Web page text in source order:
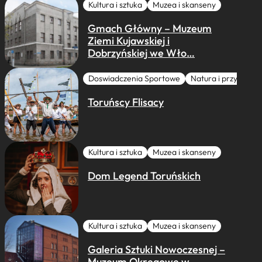
Kultura i sztuka Muzea i skanseny
Gmach Główny – Muzeum
Ziemi Kujawskiej i
Dobrzyńskiej we Wło…
Doswiadczenia Sportowe Natura i przygoda
Toruńscy Flisacy
Kultura i sztuka Muzea i skanseny
Dom Legend Toruńskich
Kultura i sztuka Muzea i skanseny
Galeria Sztuki Nowoczesnej –